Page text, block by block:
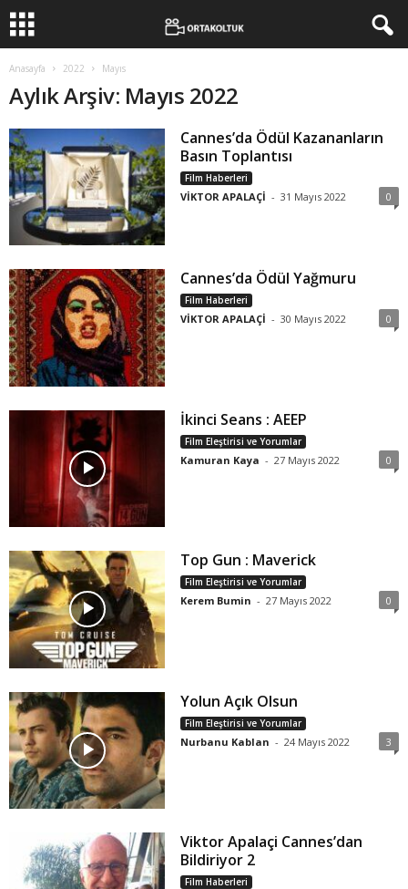
Anasayfa 2022 Mayıs
Aylık Arşiv: Mayıs 2022
Cannes’da Ödül Kazananların
Basın Toplantısı
Film Haberleri
VİKTOR APALAÇİ - 31 Mayıs 2022 0
Cannes’da Ödül Yağmuru
Film Haberleri
VİKTOR APALAÇİ - 30 Mayıs 2022 0
İkinci Seans : AEEP
Film Eleştirisi ve Yorumlar
Kamuran Kaya - 27 Mayıs 2022 0
Top Gun : Maverick
Film Eleştirisi ve Yorumlar
Kerem Bumin - 27 Mayıs 2022 0
Yolun Açık Olsun
Film Eleştirisi ve Yorumlar
Nurbanu Kablan - 24 Mayıs 2022 3
Viktor Apalaçi Cannes’dan
Bildiriyor 2
Film Haberleri